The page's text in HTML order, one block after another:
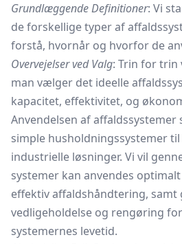
Grundlæggende Definitioner: Vi
de forskellige typer af
forstå, hvornår og hvorfor de
Overvejelser ved Valg: Trin for trin
man vælger det ideelle
kapacitet, effektivitet, og
Anvendelsen af
simple husholdningssystemer
industrielle løsninger. Vi vil
systemer kan anvendes
effektiv affaldshåndtering, samt
vedligeholdelse og rengøring
systemernes levetid.